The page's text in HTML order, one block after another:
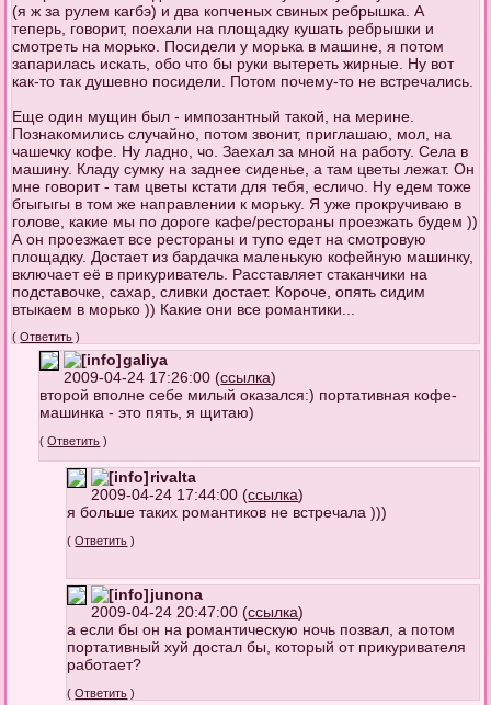
(я ж за рулем кагбэ) и два копченых свиных ребрышка. А
теперь, говорит, поехали на площадку кушать ребрышки и
смотреть на морько. Посидели у морька в машине, я потом
запарилась искать, обо что бы руки вытереть жирные. Ну вот
как-то так душевно посидели. Потом почему-то не встречались.
Еще один мущин был - импозантный такой, на мерине.
Познакомились случайно, потом звонит, приглашаю, мол, на
чашечку кофе. Ну ладно, чо. Заехал за мной на работу. Села в
машину. Кладу сумку на заднее сиденье, а там цветы лежат. Он
мне говорит - там цветы кстати для тебя, есличо. Ну едем тоже
бгыгыгы в том же направлении к морьку. Я уже прокручиваю в
голове, какие мы по дороге кафе/рестораны проезжать будем ))
А он проезжает все рестораны и тупо едет на смотровую
площадку. Достает из бардачка маленькую кофейную машинку,
включает её в прикуриватель. Расставляет стаканчики на
подставочке, сахар, сливки достает. Короче, опять сидим
втыкаем в морько )) Какие они все романтики...
(Ответить )
galiya
2009-04-24 17:26:00 (ссылка)
второй вполне себе милый оказался:) портативная кофе-
машинка - это пять, я щитаю)
(Ответить )
rivalta
2009-04-24 17:44:00 (ссылка)
я больше таких романтиков не встречала )))
(Ответить )
junona
2009-04-24 20:47:00 (ссылка)
а если бы он на романтическую ночь позвал, а потом
портативный хуй достал бы, который от прикуривателя
работает?
(Ответить )